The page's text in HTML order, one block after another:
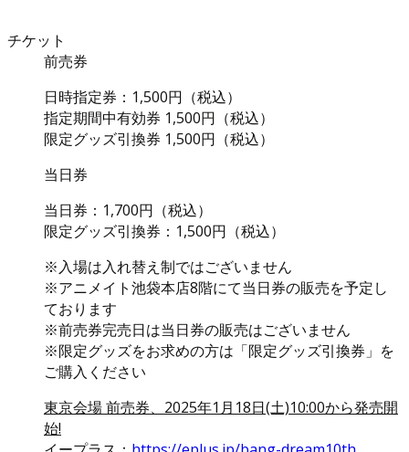
チケット
前売券
日時指定券：1,500円（税込）
指定期間中有効券 1,500円（税込）
限定グッズ引換券 1,500円（税込）
当日券
当日券：1,700円（税込）
限定グッズ引換券：1,500円（税込）
※入場は入れ替え制ではございません
※アニメイト池袋本店8階にて当日券の販売を予定し
ております
※前売券完売日は当日券の販売はございません
※限定グッズをお求めの方は「限定グッズ引換券」を
ご購入ください
東京会場 前売券、2025年1月18日(土)10:00から発売開
始!